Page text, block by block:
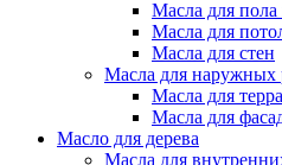
Масла для пола
Масла для
Масла для стен
Масла для наружных
Масла для
Масла для
Масло для дерева
Масла для